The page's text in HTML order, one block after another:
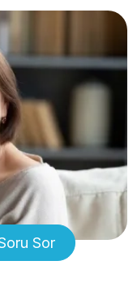
Sor